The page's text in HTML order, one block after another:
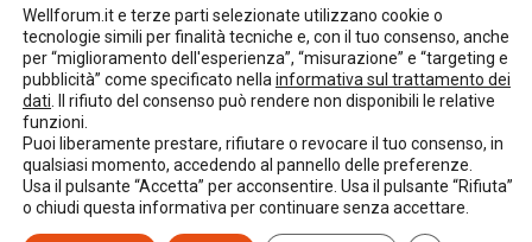
Copyright 2017–2026
Privacy Policy
Credits: LO Studio
Wellforum.it e terze parti selezionate utilizzano cookie o
tecnologie simili per finalità tecniche e, con il tuo consenso, anche
per “miglioramento dell'esperienza”, “misurazione” e “targeting e
pubblicità” come specificato nella informativa sul trattamento dei
dati . Il rifiuto del consenso può rendere non disponibili le relative
funzioni.
Puoi liberamente prestare, rifiutare o revocare il tuo consenso, in
qualsiasi momento, accedendo al pannello delle preferenze.
Usa il pulsante “Accetta” per acconsentire. Usa il pulsante “Rifiuta”
o chiudi questa informativa per continuare senza accettare.